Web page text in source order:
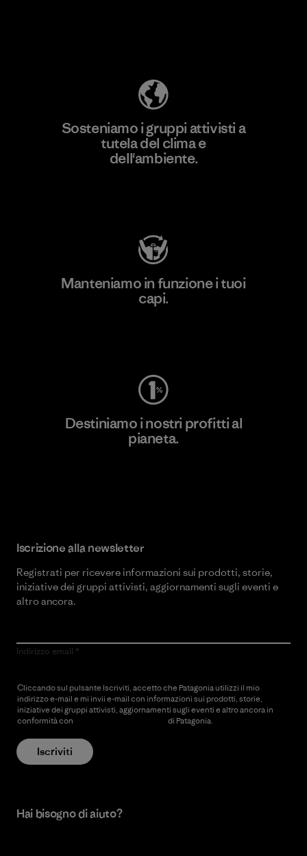
Sosteniamo i gruppi attivisti a
tutela del clima e
dell'ambiente.
Manteniamo in funzione i tuoi
capi.
Destiniamo i nostri profitti al
pianeta.
Iscrizione alla newsletter
Registrati per ricevere informazioni sui prodotti, storie,
iniziative dei gruppi attivisti, aggiornamenti sugli eventi e
altro ancora.
Indirizzo email
Cliccando sul pulsante Iscriviti, accetto che Patagonia utilizzi il mio
indirizzo e-mail e mi invii e-mail con informazioni sui prodotti, storie,
iniziative dei gruppi attivisti, aggiornamenti sugli eventi e altro ancora in
conformità con
di Patagonia.
Iscriviti
Hai bisogno di aiuto?